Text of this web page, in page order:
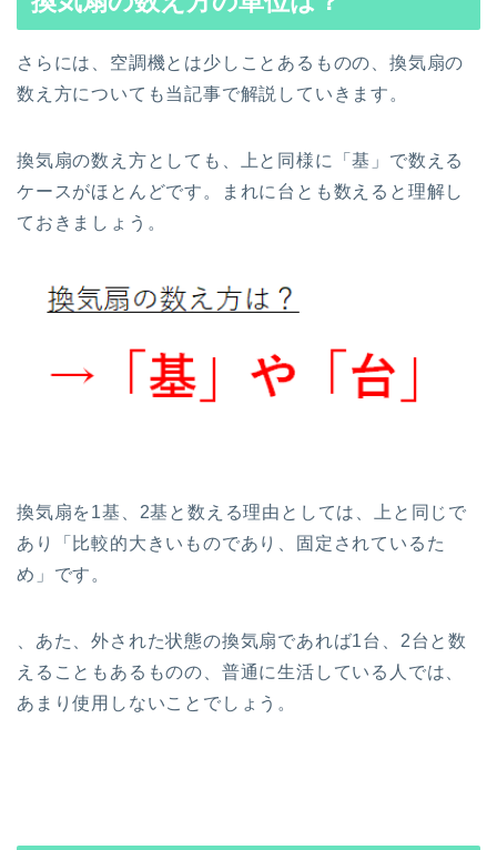
さらには、空調機とは少しことあるものの、換気扇の
数え方についても当記事で解説していきます。
換気扇の数え方としても、上と同様に「基」で数える
ケースがほとんどです。まれに台とも数えると理解し
ておきましょう。
換気扇を1基、2基と数える理由としては、上と同じで
あり「比較的大きいものであり、固定されているた
め」です。
、あた、外された状態の換気扇であれば1台、2台と数
えることもあるものの、普通に生活している人では、
あまり使用しないことでしょう。